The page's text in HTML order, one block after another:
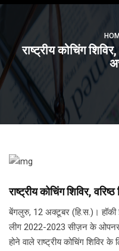
navigation
राष्ट्रीय कोचिंग
राष्ट्रीय कोचिंग शिविर,
बेंगलुरु, 12 अक्टूबर (हि.स.)। हॉकी
लीग 2022-2023 सीज़न के
होने वाले राष्ट्रीय कोचिंग शिविर